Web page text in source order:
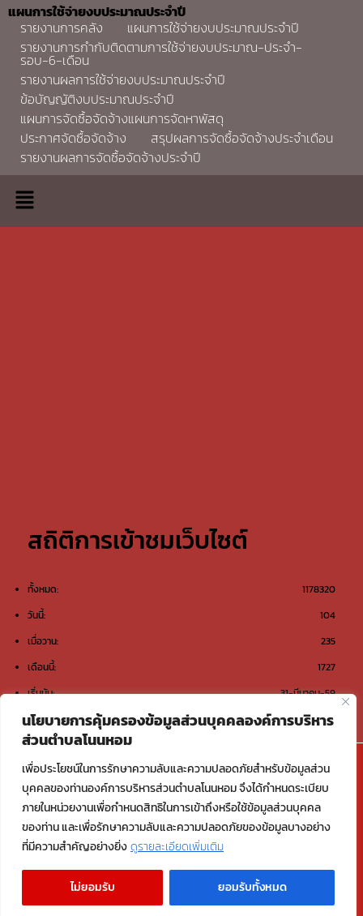
นโยบายการคุ้มครองข้อมูลส่วนบุคคลองค์การบริหาร
ส่วนตำบลโนนหอม
เพื่อประโยชน์ในการรักษาความลับและความปลอดภัยสำหรับข้อมูลส่วน
บุคคลของท่านองค์การบริหารส่วนตำบลโนนหอม จึงได้กำหนดระเบียบ
ภายในหน่วยงานเพื่อกำหนดสิทธิในการเข้าถึงหรือใช้ข้อมูลส่วนบุคคล
ของท่าน และเพื่อรักษาความลับและความปลอดภัยของข้อมูลบางอย่าง
ที่มีความสำคัญอย่างยิ่งดูรายละเอียดเพิ่มเติม
ไม่ยอมรับ ยอมรับทั้งหมด
แผนการใช้จ่ายงบประมาณประจำปี
รายงานการคลัง
แผนการใช้จ่ายงบประมาณประจำปี
รายงานการกำกับติดตามการใช้จ่ายงบประมาณ-ประจำ-
รอบ-6-เดือน
รายงานผลการใช้จ่ายงบประมาณประจำปี
ข้อบัญญัติงบประมาณประจำปี
แผนการจัดซื้อจัดจ้างแผนการจัดหาพัสดุ
ประกาศจัดซื้อจัดจ้าง
สรุปผลการจัดซื้อจัดจ้างประจำเดือน
รายงานผลการจัดซื้อจัดจ้างประจำปี
สถิติการเข้าชมเว็บไซต์
1178320
ทั้งหมด:
104
วันนี้:
235
เมื่อวาน:
1727
เดือนนี้:
31-มีนาคม-59
เริ่มนับ:
@องค์การบริหารส่วนตำบลโนนหอม ต.โนนหอม อ.เมือง
สกลนคร จ.สกลนคร 47000
Email : saraban_06470117@dla.go.th
Copyright © 2026 องค์การบริหารส่วนตำบลโนนหอม อ.เมืองสกลนคร
จ.สกลนคร | Powered by องค์การบริหารส่วนตำบลโนนหอม อ.เมืองสกลนคร
จ.สกลนคร